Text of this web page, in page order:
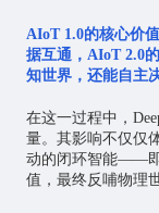
AIoT 1.0的核心价
据互通，AIoT 2.0
知世界，还能自主
在这一过程中，
量。其影响不仅仅
动的闭环智能——
值，最终反哺物理